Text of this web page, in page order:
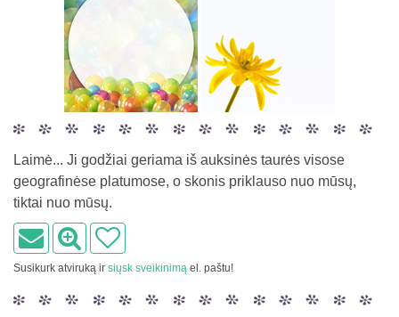
Laimė... Ji godžiai geriama iš auksinės taurės visose
geografinėse platumose, o skonis priklauso nuo mūsų,
tiktai nuo mūsų.
Susikurk atviruką ir siųsk sveikinimą el. paštu!